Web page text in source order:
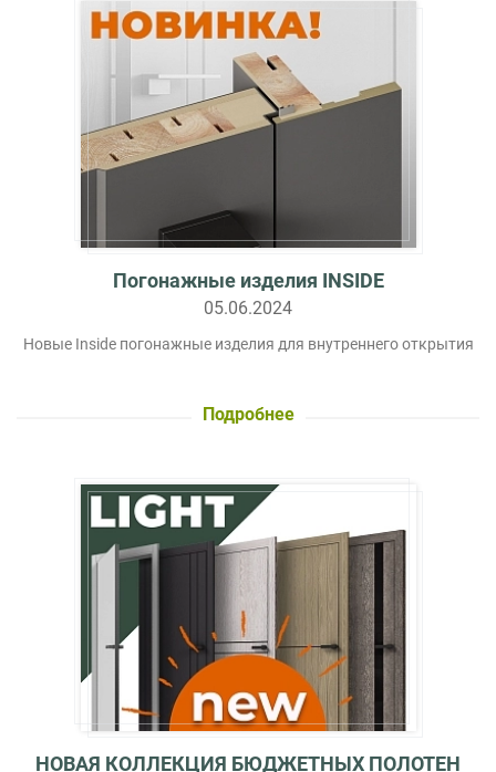
Погонажные изделия INSIDE
05.06.2024
Новые Inside погонажные изделия для внутреннего открытия
Подробнее
НОВАЯ КОЛЛЕКЦИЯ БЮДЖЕТНЫХ ПОЛОТЕН